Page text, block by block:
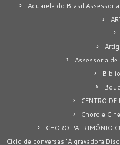
Aquarela do Brasil
Assessoria
CENTRO
Choro e
CHORO PATRIMÔNIO
Ciclo de conversas 'A gravadora